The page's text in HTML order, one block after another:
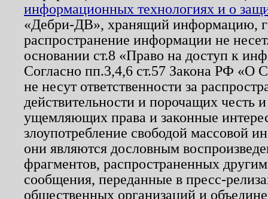
информационных технологиях и о
«Дебри-ДВ», хранящий информацию,
распространение информации не
основании ст.8 «Право на доступ к
Согласно пп.3,4,6 ст.57 Закона РФ «О
не несут ответственности за
действительности и порочащих честь
ущемляющих права и законные
злоупотребление свободой массовой
они являются дословным
фрагментов, распространенных
сообщения, переданные в пресс-
общественных организаций и